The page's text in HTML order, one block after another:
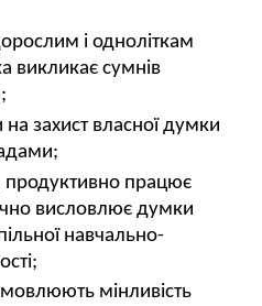
і одноліткам
викликає сумнів
захист власної думки
продуктивно працює
висловлює думки
навчально-
мінливість